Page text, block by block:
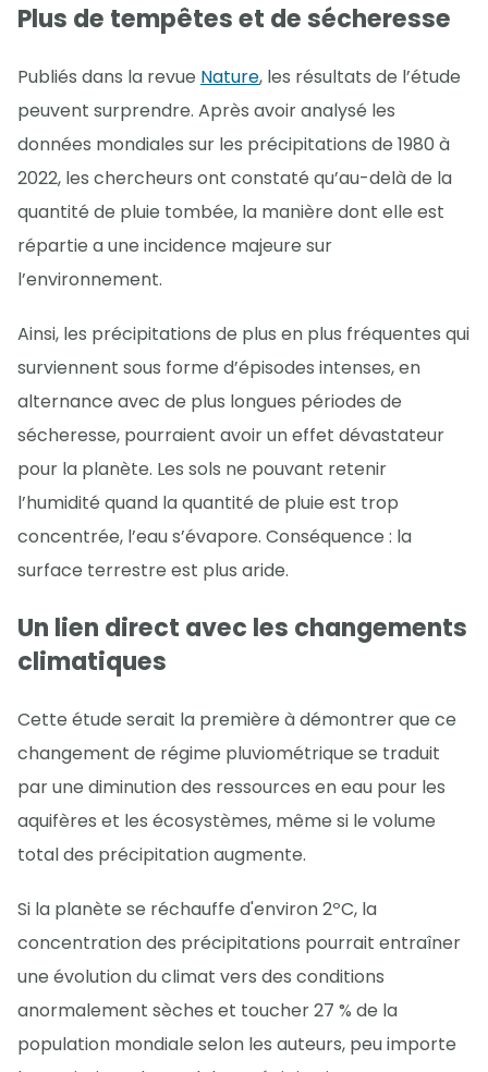
Plus de tempêtes et de sécheresse
Publiés dans la revue Nature, les résultats de l’étude
peuvent surprendre. Après avoir analysé les
données mondiales sur les précipitations de 1980 à
2022, les chercheurs ont constaté qu’au-delà de la
quantité de pluie tombée, la manière dont elle est
répartie a une incidence majeure sur
l’environnement.
Ainsi, les précipitations de plus en plus fréquentes qui
surviennent sous forme d’épisodes intenses, en
alternance avec de plus longues périodes de
sécheresse, pourraient avoir un effet dévastateur
pour la planète. Les sols ne pouvant retenir
l’humidité quand la quantité de pluie est trop
concentrée, l’eau s’évapore. Conséquence : la
surface terrestre est plus aride.
Un lien direct avec les changements
climatiques
Cette étude serait la première à démontrer que ce
changement de régime pluviométrique se traduit
par une diminution des ressources en eau pour les
aquifères et les écosystèmes, même si le volume
total des précipitation augmente.
Si la planète se réchauffe d'environ 2ºC, la
concentration des précipitations pourrait entraîner
une évolution du climat vers des conditions
anormalement sèches et toucher 27 % de la
population mondiale selon les auteurs, peu importe